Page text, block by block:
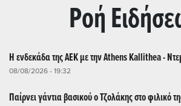
Ρoή
Η ενδεκάδα της ΑΕΚ με την Athens Kallithea -
08/08/2026 - 19:32
Παίρνει γάντια βασικού ο Τζολάκης στο φιλικό